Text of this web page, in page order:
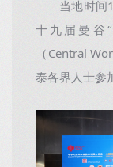
当地时间11
十九届曼谷
（Central
泰各界人士参